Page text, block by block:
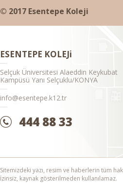
© 2017 Esentepe Koleji
ESENTEPE KOLEJi
Selçuk Üniversitesi Alaeddin Keykubat
Kampüsü Yanı Selçuklu/KONYA
info@esentepe.k12.tr
444 88 33
Sitemizdeki yazı, resim ve haberlerin tüm
İzinsiz, kaynak gösterilmeden kullanılamaz.